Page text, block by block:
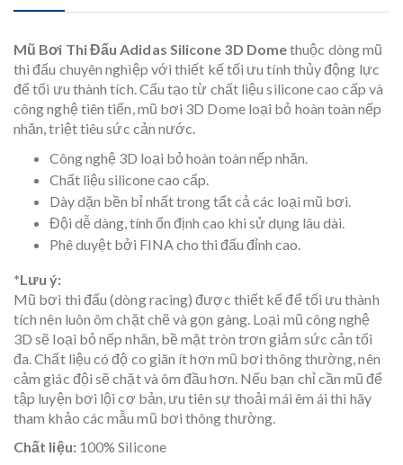
Mũ Bơi Thi Đấu Adidas Silicone 3D Domethuộc dòng mũ
thi đấu chuyên nghiệp với thiết kế tối ưu tính thủy động lực
để tối ưu thành tích. Cấu tạo từ chất liệu silicone cao cấp và
công nghệ tiên tiến, mũ bơi 3D Dome loại bỏ hoàn toàn nếp
nhăn, triệt tiêu sức cản nước.
Công nghệ 3D loại bỏ hoàn toàn nếp nhăn.
Chất liệu silicone cao cấp.
Dày dặn bền bỉ nhất trong tất cả các loại mũ bơi.
Đội dễ dàng, tính ổn định cao khi sử dụng lâu dài.
Phê duyệt bởi FINA cho thi đấu đỉnh cao.
*Lưu ý:
Mũ bơi thi đấu (dòng racing) được thiết kế để tối ưu thành
tích nên luôn ôm chặt chẽ và gọn gàng. Loại mũ công nghệ
3D sẽ loại bỏ nếp nhăn, bề mặt tròn trơn giảm sức cản tối
đa. Chất liệu có độ co giãn ít hơn mũ bơi thông thường, nên
cảm giác đội sẽ chặt và ôm đầu hơn. Nếu bạn chỉ cần mũ để
tập luyện bơi lội cơ bản, ưu tiên sự thoải mái êm ái thì hãy
tham khảo các mẫu mũ bơi thông thường.
Chất liệu:100% Silicone